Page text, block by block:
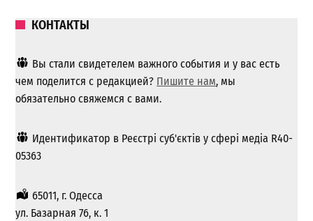
КОНТАКТЫ
Вы стали свидетелем важного события и у вас есть
чем поделится с редакцией? Пишите нам, мы
обязательно свяжемся с вами.
Идентификатор в Реєстрі суб'єктів у сфері медіа R40-
05363
65011, г. Одесса
ул. Базарная 76, к. 1